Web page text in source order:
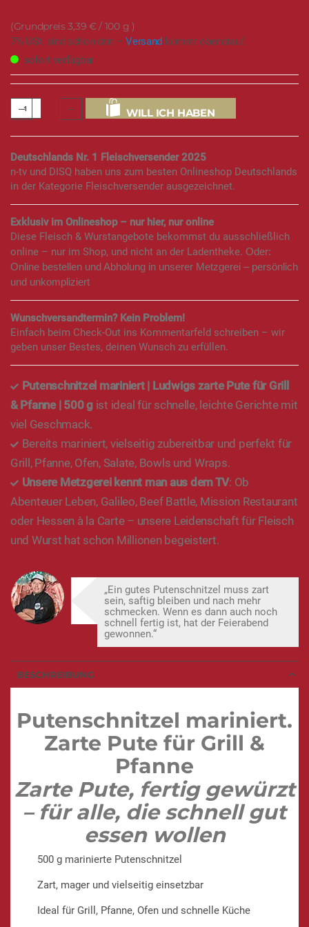
3,39 €/ 100 g
7% USt. sind schon drin –Versand kommt obendrauf.
sofort verfügbar
WILL ICH HABEN
Deutschlands Nr. 1 Fleischversender 2025
n-tv und DISQ haben uns zum besten Onlineshop Deutschlands
in der Kategorie Fleischversender ausgezeichnet.
Exklusiv im Onlineshop – nur hier, nur online
Diese Fleisch & Wurstangebote bekommst du ausschließlich
online – nur im Shop, und nicht an der Ladentheke. Oder:
Online bestellen und Abholung in unserer Metzgerei – persönlich
und unkompliziert
Wunschversandtermin? Kein Problem!
Einfach beim Check-Out ins Kommentarfeld schreiben – wir
geben unser Bestes, deinen Wunsch zu erfüllen.
Putenschnitzel mariniert | Ludwigs zarte Pute für Grill
& Pfanne | 500 gist ideal für schnelle, leichte Gerichte mit
viel Geschmack.
Bereits mariniert, vielseitig zubereitbar und perfekt für
Grill, Pfanne, Ofen, Salate, Bowls und Wraps.
Unsere Metzgerei kennt man aus dem TV: Ob
Abenteuer Leben, Galileo, Beef Battle, Mission Restaurant
oder Hessen à la Carte – unsere Leidenschaft für Fleisch
und Wurst hat schon Millionen begeistert.
„Ein gutes Putenschnitzel muss zart
sein, saftig bleiben und nach mehr
schmecken. Wenn es dann auch noch
schnell fertig ist, hat der Feierabend
gewonnen.“
BESCHREIBUNG
Putenschnitzel mariniert.
Zarte Pute für Grill &
Pfanne
Zarte Pute, fertig gewürzt
– für alle, die schnell gut
essen wollen
500 g marinierte Putenschnitzel
Zart, mager und vielseitig einsetzbar
Ideal für Grill, Pfanne, Ofen und schnelle Küche